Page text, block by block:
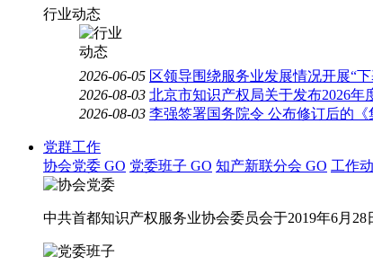
行业动态
2026-06-05 区领导围绕服务业发展情况开展“
2026-08-03 北京市知识产权局关于发布2026
2026-08-03 李强签署国务院令 公布修订后的《
党群工作
协会党委 GO 党委班子 GO 知产新联分会 GO 工作
中共首都知识产权服务业协会委员会于2019年6月28